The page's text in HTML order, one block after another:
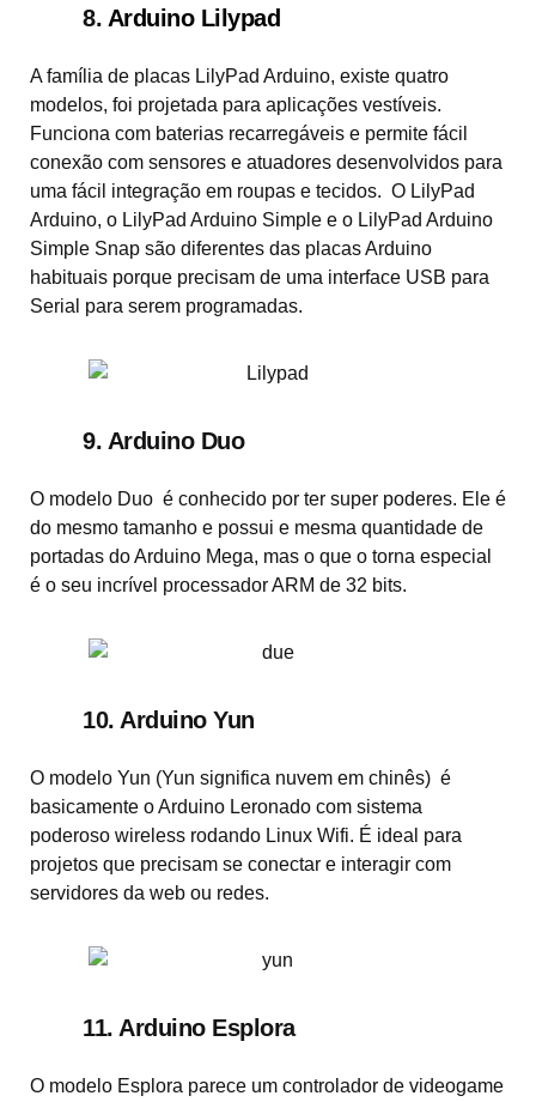
8. Arduino Lilypad
A família de placas LilyPad Arduino, existe quatro
modelos, foi projetada para aplicações vestíveis.
Funciona com baterias recarregáveis ​​e permite fácil
conexão com sensores e atuadores desenvolvidos para
uma fácil integração em roupas e tecidos. O LilyPad
Arduino, o LilyPad Arduino Simple e o LilyPad Arduino
Simple Snap são diferentes das placas Arduino
habituais porque precisam de uma interface USB para
Serial para serem programadas.
9. Arduino Duo
O modelo Duo é conhecido por ter super poderes. Ele é
do mesmo tamanho e possui e mesma quantidade de
portadas do Arduino Mega, mas o que o torna especial
é o seu incrível processador ARM de 32 bits.
10. Arduino Yun
O modelo Yun (Yun significa nuvem em chinês) é
basicamente o Arduino Leronado com sistema
poderoso wireless rodando Linux Wifi. É ideal para
projetos que precisam se conectar e interagir com
servidores da web ou redes.
11. Arduino Esplora
O modelo Esplora parece um controlador de videogame